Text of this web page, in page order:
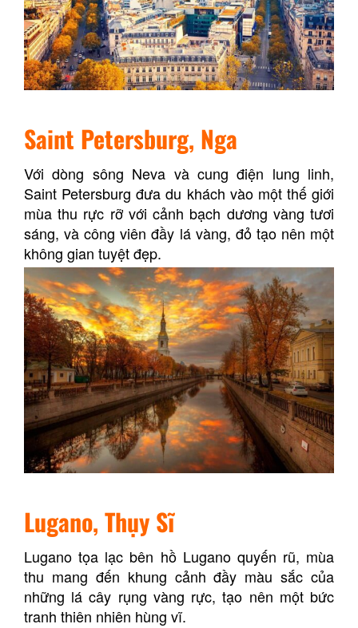
Saint Petersburg, Nga
Với dòng sông Neva và cung điện lung linh,
Saint Petersburg đưa du khách vào một thế giới
mùa thu rực rỡ với cảnh bạch dương vàng tươi
sáng, và công viên đầy lá vàng, đỏ tạo nên một
không gian tuyệt đẹp.
Lugano, Thụy Sĩ
Lugano tọa lạc bên hồ Lugano quyến rũ, mùa
thu mang đến khung cảnh đầy màu sắc của
những lá cây rụng vàng rực, tạo nên một bức
tranh thiên nhiên hùng vĩ.